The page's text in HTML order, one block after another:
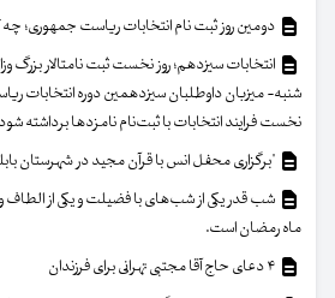
دومین روز ثبت نام انتخابات ریاست جمهوری؛
انتخابات سیزدهم؛ روز نخست ثبت نامتالار بزرگ
شنبه- میزبان داوطلبان سیزدهمین دوره انتخابات
نخست فرایند انتخابات با ثبت‌نام نامزدها برداشته
"برگزاری محفل انس با قرآن مجید در شهرستان
شب قدر یکی از شب‌های با فضیلت و یکی از الطاف
ماه رمضان است.